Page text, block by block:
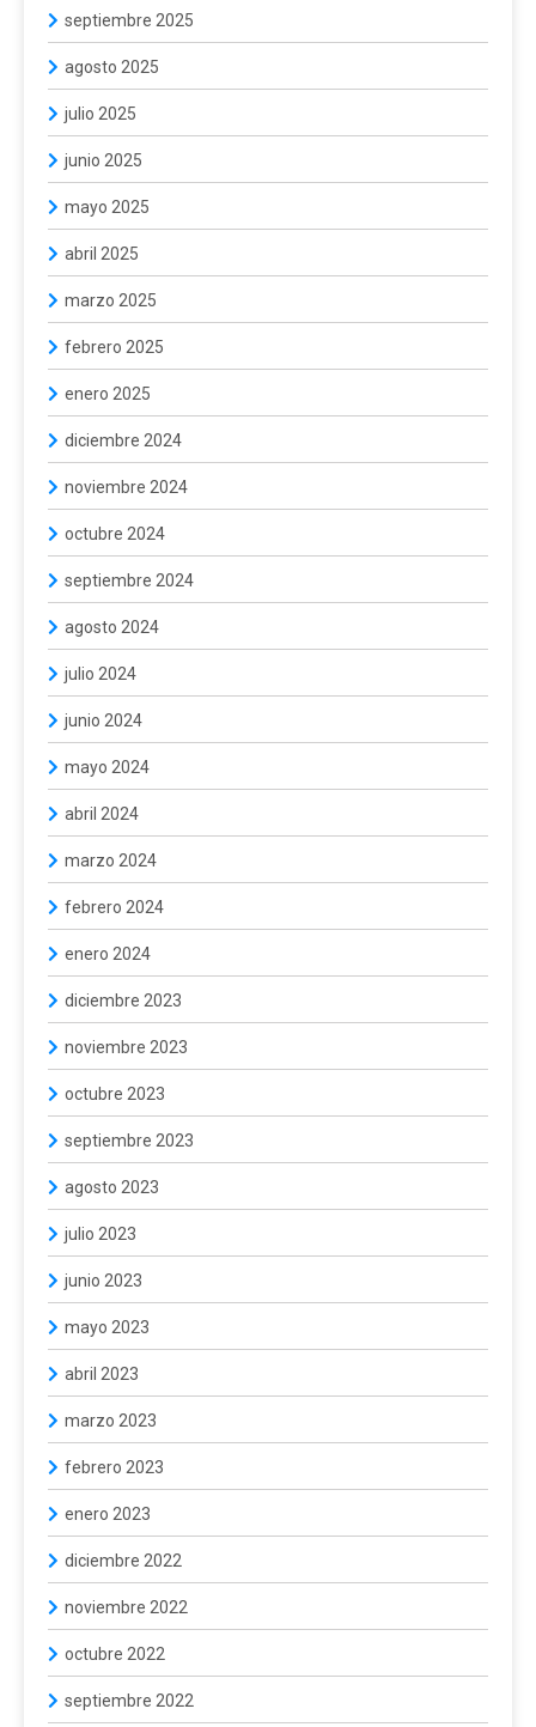
septiembre 2025
agosto 2025
julio 2025
junio 2025
mayo 2025
abril 2025
marzo 2025
febrero 2025
enero 2025
diciembre 2024
noviembre 2024
octubre 2024
septiembre 2024
agosto 2024
julio 2024
junio 2024
mayo 2024
abril 2024
marzo 2024
febrero 2024
enero 2024
diciembre 2023
noviembre 2023
octubre 2023
septiembre 2023
agosto 2023
julio 2023
junio 2023
mayo 2023
abril 2023
marzo 2023
febrero 2023
enero 2023
diciembre 2022
noviembre 2022
octubre 2022
septiembre 2022